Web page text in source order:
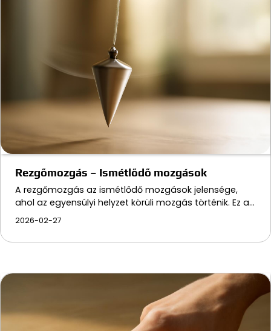
Rezgőmozgás – Ismétlődő mozgások
A rezgőmozgás az ismétlődő mozgások jelensége,
ahol az egyensúlyi helyzet körüli mozgás történik. Ez a…
2026-02-27